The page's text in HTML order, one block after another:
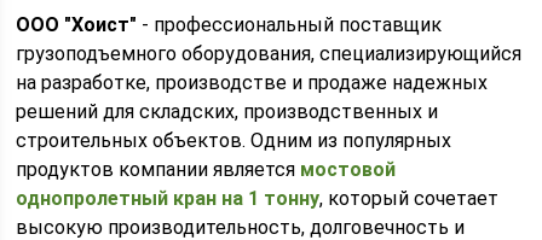
ООО "Хоист" - профессиональный поставщик
грузоподъемного оборудования, специализирующийся
на разработке, производстве и продаже надежных
решений для складских, производственных и
строительных объектов. Одним из популярных
продуктов компании является мостовой
однопролетный кран на 1 тонну, который сочетает
высокую производительность, долговечность и